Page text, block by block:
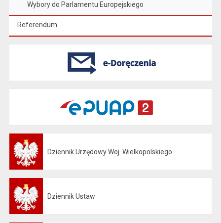
Wybory do Parlamentu Europejskiego
Referendum
Dziennik Urzędowy Woj. Wielkopolskiego
Dziennik Ustaw